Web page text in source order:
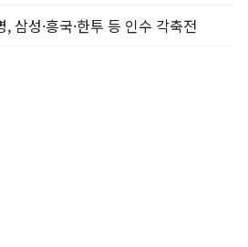
삼성·흥국·한투 등 인수 각축전